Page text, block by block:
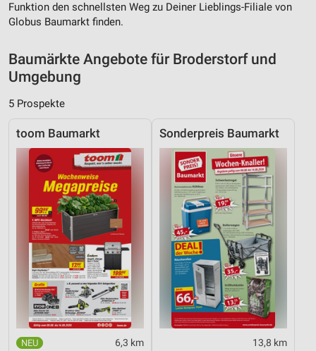
Funktion den schnellsten Weg zu Deiner Lieblings-Filiale von
Globus Baumarkt finden.
Baumärkte Angebote für Broderstorf und
Umgebung
5 Prospekte
toom Baumarkt
6,3 km
Sonderpreis Baumarkt
13,8 km
Erstellung von Profilen zur Personalisierung
Verwendung von Profilen zur Auswahl
personalisierter Inhalte
Messung der Werbeleistung
Messung der Performance von Inhalten
Analyse von Zielgruppen durch Statistiken oder
Kombinationen von Daten aus verschiedenen
Quellen
Entwicklung und Verbesserung der Angebote
Verwendung reduzierter Daten zur Auswahl von
Inhalten
IAB-Besonderheiten:
Verwendung genauer Standortdaten
Geräte anhand von aktiv angeforderten
Informationen identifizieren